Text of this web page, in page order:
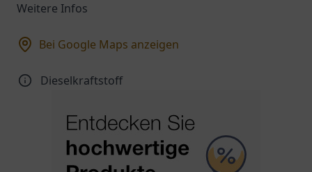
Weitere Infos
Bei Google Maps anzeigen
Dieselkraftstoff